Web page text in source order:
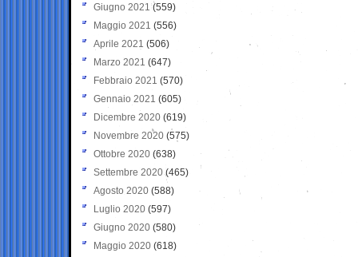
Giugno 2021(559)
Maggio 2021 (556)
Aprile 2021 (506)
Marzo 2021 (647)
Febbraio 2021 (570)
Gennaio 2021 (605)
Dicembre 2020 (619)
Novembre 2020 (575)
Ottobre 2020 (638)
Settembre 2020(465)
Agosto 2020 (588)
Luglio 2020 (597)
Giugno 2020 (580)
Maggio 2020 (618)